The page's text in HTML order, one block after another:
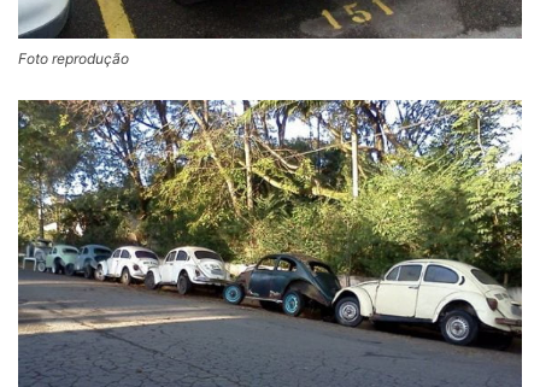
Foto reprodução